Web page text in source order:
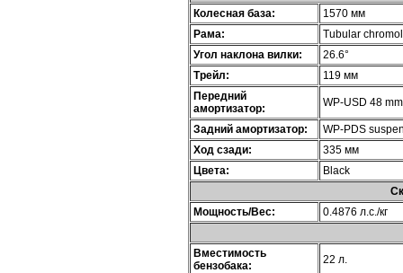
Колесная база:
1570 мм
Рама:
Tubular
Угол наклона вилки:
26.6°
Трейл:
119 мм
Передний
амортизатор:
WP-USD 48
Задний амортизатор:
WP-PDS
Ход сзади:
335 мм
Цвета:
Black
Мощность/Вес:
0.4876 л.с./кг
Вместимость
бензобака:
22 л.